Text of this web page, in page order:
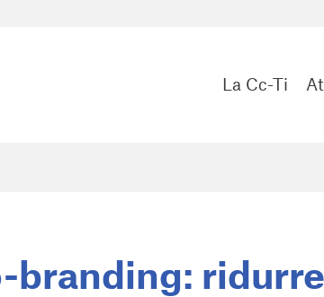
La Cc-Ti
branding: